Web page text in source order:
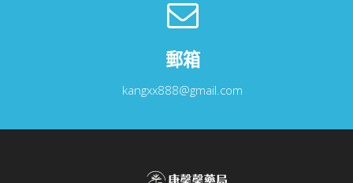
郵箱
kangxx888@gmail.com